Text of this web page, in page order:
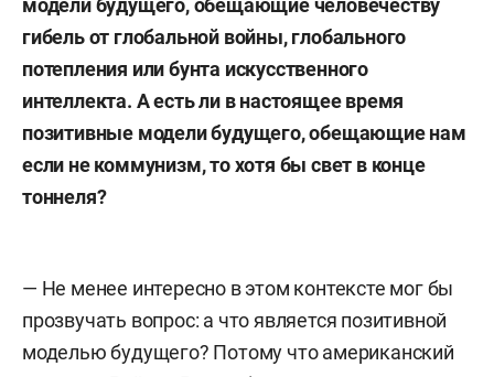
гибель от глобальной войны, глобального
потепления или бунта искусственного
интеллекта. А есть ли в настоящее время
позитивные модели будущего, обещающие нам
если не коммунизм, то хотя бы свет в конце
тоннеля?
— Не менее интересно в этом контексте мог бы
прозвучать вопрос: а что является позитивной
моделью будущего? Потому что американский